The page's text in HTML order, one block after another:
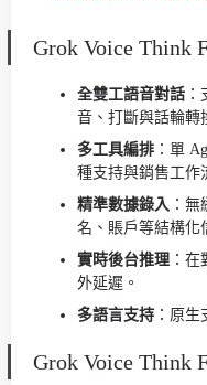
Grok Voice Think
全雙工語音對話
音、打斷與話輪轉
多工具編排 ：單
種支持與銷售工作
精準數據錄入 ：
名、賬戶等結構化
實時後台推理 ：
外延遲。
多語言支持 ：原
Grok Voice Think